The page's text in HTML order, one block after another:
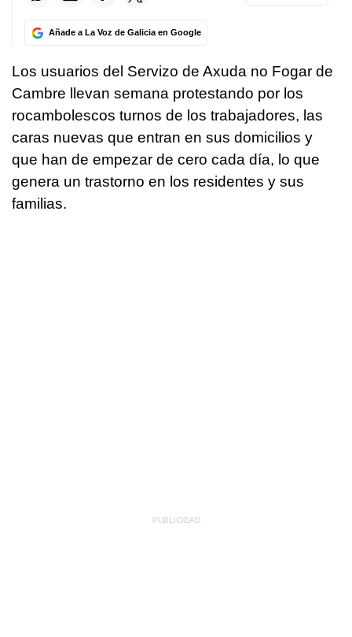
Añade a La Voz de Galicia en Google
Los usuarios del Servizo de Axuda no Fogar de
Cambre llevan semana protestando por los
rocambolescos turnos de los trabajadores, las
caras nuevas que entran en sus domicilios y
que han de empezar de cero cada día, lo que
genera un trastorno en los residentes y sus
familias.